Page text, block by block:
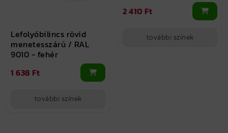
Lefolyóbilincs rövid
menetesszárú / RAL
9010 - fehér
1 638 Ft
további színek
2 410 Ft
további színek